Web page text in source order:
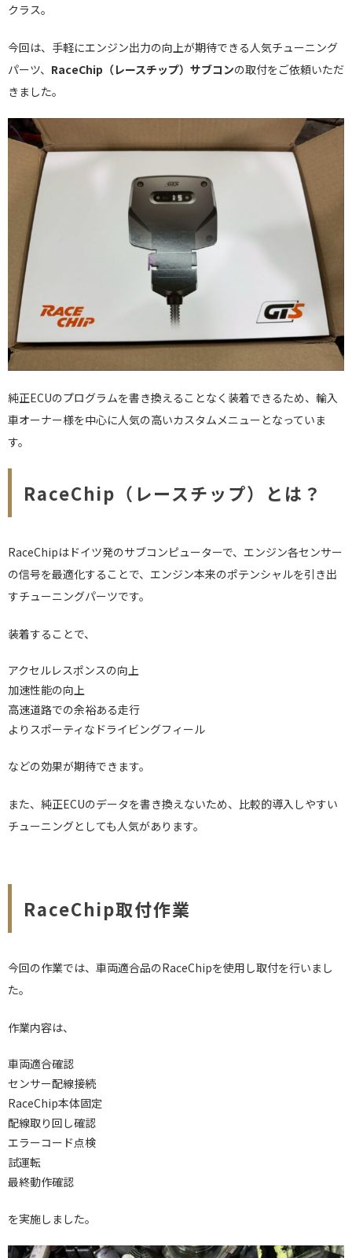
クラス。
今回は、手軽にエンジン出力の向上が期待できる人気チューニング
パーツ、 RaceChip（レースチップ）サブコンの取付をご依頼いただ
きました。
純正ECUのプログラムを書き換えることなく装着できるため、輸入
車オーナー様を中心に人気の高いカスタムメニューとなっていま
す。
RaceChip（レースチップ）とは？
RaceChipはドイツ発のサブコンピューターで、エンジン各センサー
の信号を最適化することで、エンジン本来のポテンシャルを引き出
すチューニングパーツです。
装着することで、
アクセルレスポンスの向上
加速性能の向上
高速道路での余裕ある走行
よりスポーティなドライビングフィール
などの効果が期待できます。
また、純正ECUのデータを書き換えないため、比較的導入しやすい
チューニングとしても人気があります。
RaceChip取付作業
今回の作業では、車両適合品のRaceChipを使用し取付を行いまし
た。
作業内容は、
車両適合確認
センサー配線接続
RaceChip本体固定
配線取り回し確認
エラーコード点検
試運転
最終動作確認
を実施しました。